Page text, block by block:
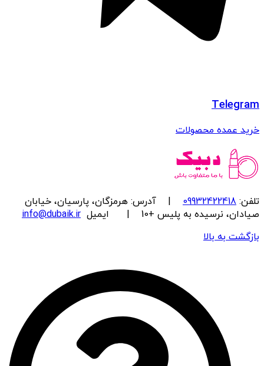
Telegram
خرید عمده محصولات
تلفن: 09932422418 | آدرس: هرمزگان، پارسیان، خیابان
صیادان، نرسیده به پلیس +10 | ایمیل
info@dubaik.ir
بازگشت به بالا